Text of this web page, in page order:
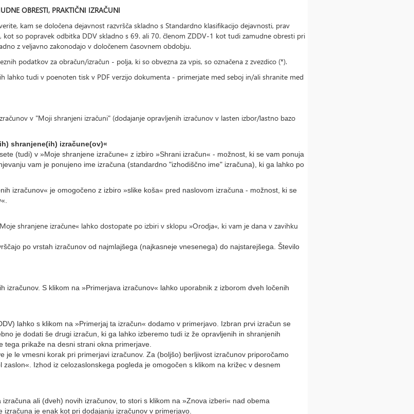
OBRESTI, PRAKTIČNI IZRAČUNI
kam se določena dejavnost razvršča skladno s Standardno klasifikacijo dejavnosti, prav
so popravek odbitka DDV skladno s 69. ali 70. členom ZDDV-1 kot tudi zamudne obresti pri
z veljavno zakonodajo v določenem časovnem obdobju.
podatkov za obračun/izračun - polja, ki so obvezna za vpis, so označena z zvezdico (*).
lahko tudi v poenoten tisk v PDF verzijo dokumenta - primerjate med seboj in/ali shranite med
v "Moji shranjeni izračuni" (dodajanje opravljenih izračunov v lasten izbor/lastno bazo
shranjene(ih) izračune(ov)«
(tudi) v »Moje shranjene izračune« z izbiro »Shrani izračun« - možnost, ki se vam ponuja
vam je ponujeno ime izračuna (standardno "izhodiščno ime" izračuna), ki ga lahko po
izračunov« je omogočeno z izbiro »slike koša« pred naslovom izračuna - možnost, ki se
shranjene izračune« lahko dostopate po izbiri v sklopu »Orodja«, ki vam je dana v zavihku
po vrstah izračunov od najmlajšega (najkasneje vnesenega) do najstarejšega. Število
izračunov. S klikom na »Primerjava izračunov« lahko uporabnik z izborom dveh ločenih
lahko s klikom na »Primerjaj ta izračun« dodamo v primerjavo. Izbran prvi izračun se
je dodati še drugi izračun, ki ga lahko izberemo tudi iz že opravljenih in shranjenih
prikaže na desni strani okna primerjave.
je le vmesni korak pri primerjavi izračunov. Za (boljšo) berljivost izračunov priporočamo
Izhod iz celozaslonskega pogleda je omogočen s klikom na križec v desnem
ali (dveh) novih izračunov, to stori s klikom na »Znova izberi« nad obema
je enak kot pri dodajanju izračunov v primerjavo.